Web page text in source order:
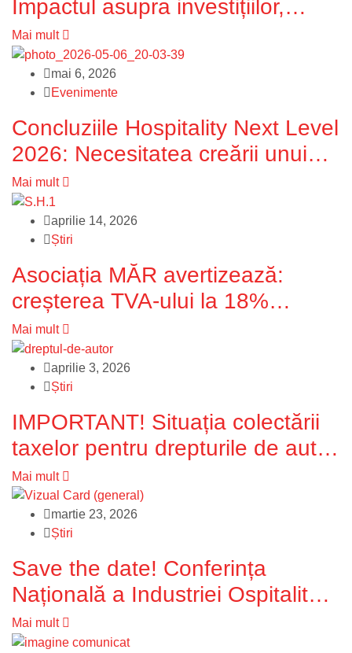
Impactul asupra investițiilor,
locurilor de muncă și
competitivității economice a
Republicii Moldova
Mai mult
mai 6, 2026
Evenimente
Concluziile Hospitality Next Level
2026: Necesitatea creării unui
cadru de politici predictibile
pentru dezvoltarea durabilă a
industriei HoReCa
Mai mult
aprilie 14, 2026
Știri
Asociația MĂR avertizează:
creșterea TVA-ului la 18%
înseamnă declin real a industriei
HoReCa din Moldova
Mai mult
aprilie 3, 2026
Știri
IMPORTANT! Situația colectării
taxelor pentru drepturile de autor
în sectorul HoReCa
Mai mult
martie 23, 2026
Știri
Save the date! Conferința
Națională a Industriei Ospitalității
revine în ediția a III-a
Mai mult